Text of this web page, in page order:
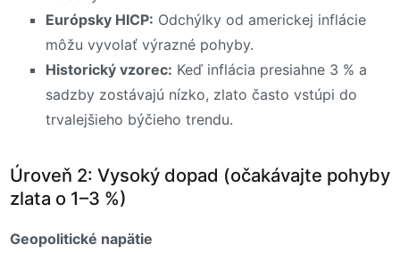
Európsky HICP: Odchýlky od americkej inflácie
môžu vyvolať výrazné pohyby.
Historický vzorec: Keď inflácia presiahne 3 % a
sadzby zostávajú nízko, zlato často vstúpi do
trvalejšieho býčieho trendu.
Úroveň 2: Vysoký dopad (očakávajte pohyby
zlata o 1–3 %)
Geopolitické napätie